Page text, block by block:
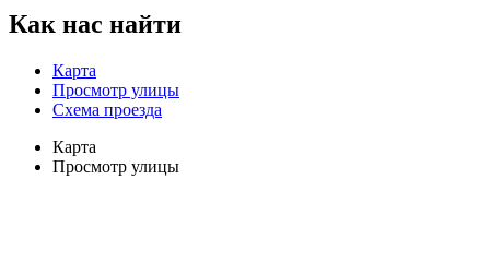
Как нас найти
Карта
Просмотр улицы
Схема проезда
Карта
Просмотр улицы